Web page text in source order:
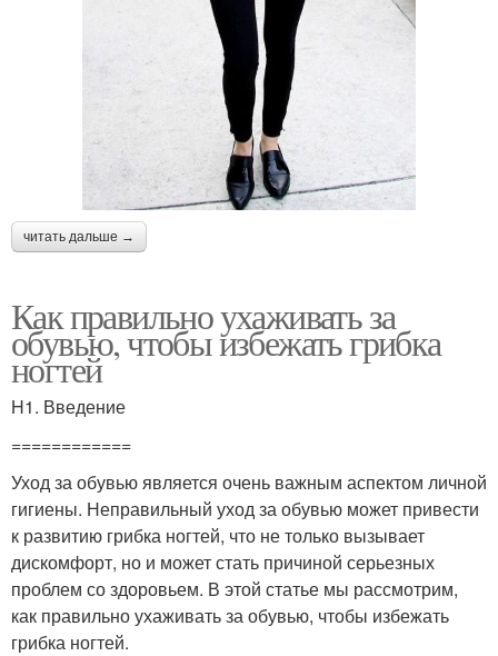
читать дальше →
Как правильно ухаживать за
обувью, чтобы избежать грибка
ногтей
H1. Введение
============
Уход за обувью является очень важным аспектом личной
гигиены. Неправильный уход за обувью может привести
к развитию грибка ногтей, что не только вызывает
дискомфорт, но и может стать причиной серьезных
проблем со здоровьем. В этой статье мы рассмотрим,
как правильно ухаживать за обувью, чтобы избежать
грибка ногтей.